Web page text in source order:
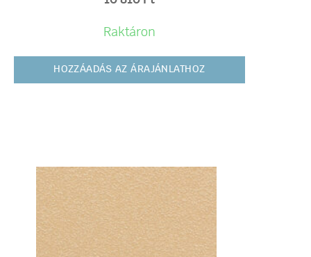
Raktáron
HOZZÁADÁS AZ ÁRAJÁNLATHOZ